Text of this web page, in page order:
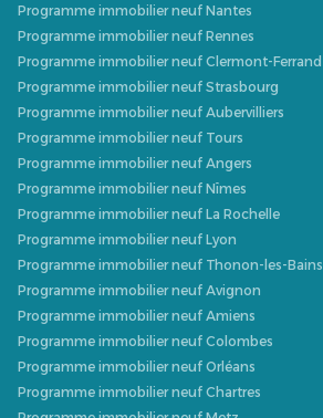
Programme immobilier neuf Nantes
Programme immobilier neuf Rennes
Programme immobilier neuf Clermont-Ferrand
Programme immobilier neuf Strasbourg
Programme immobilier neuf Aubervilliers
Programme immobilier neuf Tours
Programme immobilier neuf Angers
Programme immobilier neuf Nîmes
Programme immobilier neuf La Rochelle
Programme immobilier neuf Lyon
Programme immobilier neuf Thonon-les-Bains
Programme immobilier neuf Avignon
Programme immobilier neuf Amiens
Programme immobilier neuf Colombes
Programme immobilier neuf Orléans
Programme immobilier neuf Chartres